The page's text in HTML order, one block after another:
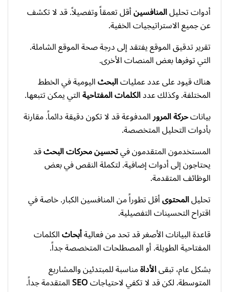
أدوات تحليلالمنافسينأقل تعمقاً وتفصيلاً. قد لا تكشف
عن جميع الاستراتيجيات الخفية.
تقرير تدقيق الموقع يفتقد إلى درجة صحة الموقع الشاملة.
التي توفرها بعض المنصات الأخرى.
هناك قيود على عدد عملياتالبحثاليومية في الخطط
المختلفة. وكذلك عددالكلمات المفتاحيةالتي يمكن تتبعها.
بياناتحركة المرورالمدفوعة قد لا تكون دقيقة دائماً. مقارنة
بأدوات التحليل المتخصصة.
المستخدمون المتقدمون فيتحسين محركات البحثقد
يحتاجون إلى أدوات إضافية. لتكملة النقص في بعض
الوظائف المتقدمة.
تحليلالمحتوىأقل تطوراً من المنافسين الكبار. خاصة في
اقتراح التحسينات التفصيلية.
قاعدة البيانات الأصغر قد تحد من فعاليةأبحاثالكلمات
المفتاحية الطويلة. أو المصطلحات المتخصصة جداً.
بشكل عام، تبقىالأداةمناسبة للمبتدئين والمشاريع
المتوسطة. لكن قد لا تكفي لاحتياجاتSEOالمتقدمة جداً.